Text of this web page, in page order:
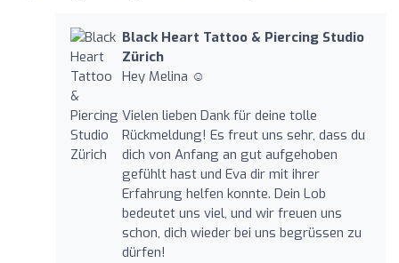
Black Heart Tattoo & Piercing Studio
Zürich
Hey Melina ☺️
Vielen lieben Dank für deine tolle
Rückmeldung! Es freut uns sehr, dass du
dich von Anfang an gut aufgehoben
gefühlt hast und Eva dir mit ihrer
Erfahrung helfen konnte. Dein Lob
bedeutet uns viel, und wir freuen uns
schon, dich wieder bei uns begrüssen zu
dürfen!